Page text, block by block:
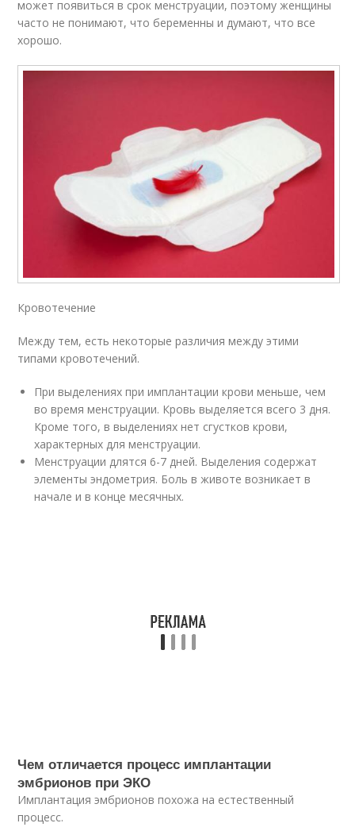
может появиться в срок менструации, поэтому женщины
часто не понимают, что беременны и думают, что все
хорошо.
Кровотечение
Между тем, есть некоторые различия между этими
типами кровотечений.
При выделениях при имплантации крови меньше, чем
во время менструации. Кровь выделяется всего 3 дня.
Кроме того, в выделениях нет сгустков крови,
характерных для менструации.
Менструации длятся 6-7 дней. Выделения содержат
элементы эндометрия. Боль в животе возникает в
начале и в конце месячных.
Чем отличается процесс имплантации
эмбрионов при ЭКО
Имплантация эмбрионов похожа на естественный
процесс.